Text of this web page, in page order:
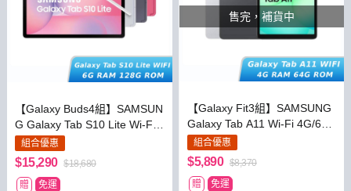
【Galaxy Buds4組】SAMSUN
G Galaxy Tab S10 Lite Wi-Fi
6G/128G (X400)
組合優惠
$15,290 $18,680
贈
免運
售完，補貨中
【Galaxy Fit3組】SAMSUNG
Galaxy Tab A11 Wi-Fi 4G/64
G (X133)
組合優惠
$5,890 $8,370
贈
免運